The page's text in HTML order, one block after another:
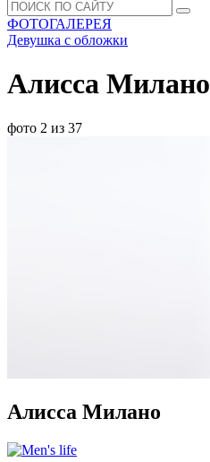
ФОТОГАЛЕРЕЯ
Девушка с обложки
Алисса Милано
фото 2 из 37
Алисса Милано